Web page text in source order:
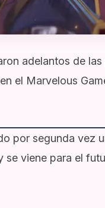
adelantos de las
el Marvelous
por segunda vez
se viene para el